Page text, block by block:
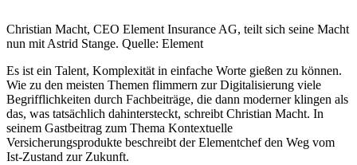
Christian Macht, CEO Element Insurance AG, teilt sich seine Macht
nun mit Astrid Stange. Quelle: Element
Es ist ein Talent, Komplexität in einfache Worte gießen zu können.
Wie zu den meisten Themen flimmern zur Digitalisierung viele
Begrifflichkeiten durch Fachbeiträge, die dann moderner klingen als
das, was tatsächlich dahintersteckt, schreibt Christian Macht. In
seinem Gastbeitrag zum Thema Kontextuelle
Versicherungsprodukte beschreibt der Elementchef den Weg vom
Ist-Zustand zur Zukunft.